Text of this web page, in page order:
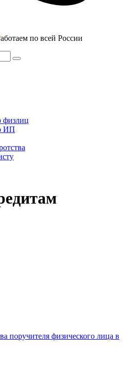
по всей России
физлиц
ИП
поручителя физического лица в